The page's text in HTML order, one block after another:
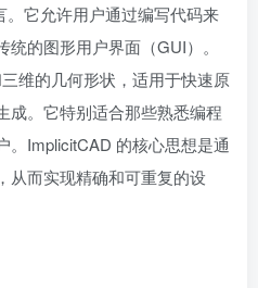
它允许用户通过编写代码来
的图形用户界面（GUI）。
维的几何形状，适用于快速原
成。它特别适合那些熟悉编程
。ImplicitCAD 的核心思想是通
从而实现精确和可重复的设